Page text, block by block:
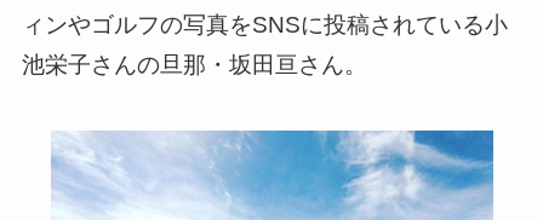
ィンやゴルフの写真をSNSに投稿されている小
池栄子さんの旦那・坂田亘さん。